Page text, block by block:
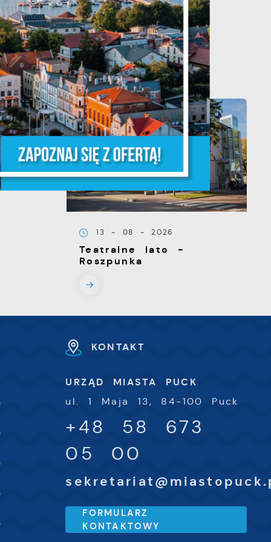
20 - 08 - 2026
Teatralne lato -
Zdrowo i kolorowo
13 - 08 - 2026
Teatralne lato -
Roszpunka
KONTAKT
URZĄD MIASTA PUCK
ul. 1 Maja 13, 84-100 Puck
+48 58 673
05 00
FORMULARZ
KONTAKTOWY